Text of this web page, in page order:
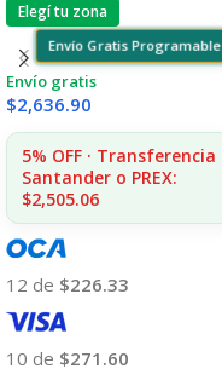
Elegí tu zona
Envío Gratis Programable
Envío gratis
$2,636.90
5% OFF · Transferencia
Santander o PREX:
$2,505.06
12 de $226.33
10 de $271.60